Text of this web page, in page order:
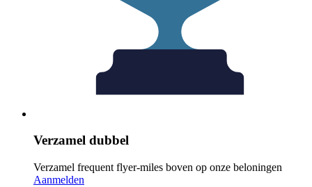
Verzamel dubbel
Verzamel frequent flyer-miles boven op onze beloningen
Aanmelden